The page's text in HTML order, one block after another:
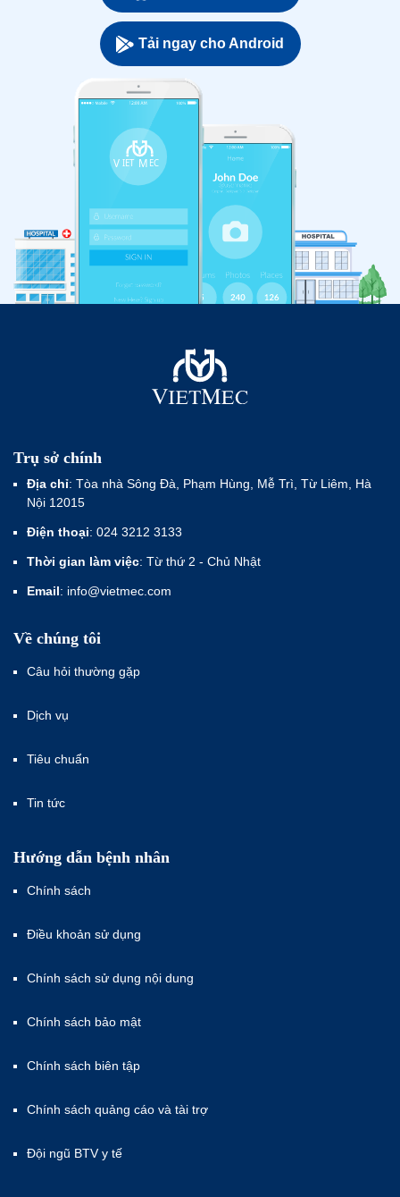
Tải ngay cho Android
Trụ sở chính
Địa chỉ: Tòa nhà Sông Đà, Phạm Hùng, Mễ Trì, Từ Liêm, Hà
Nội 12015
Điện thoại: 024 3212 3133
Thời gian làm việc: Từ thứ 2 - Chủ Nhật
Email: info@vietmec.com
Về chúng tôi
Câu hỏi thường gặp
Dịch vụ
Tiêu chuẩn
Tin tức
Hướng dẫn bệnh nhân
Chính sách
Điều khoản sử dụng
Chính sách sử dụng nội dung
Chính sách bảo mật
Chính sách biên tập
Chính sách quảng cáo và tài trợ
Đội ngũ BTV y tế